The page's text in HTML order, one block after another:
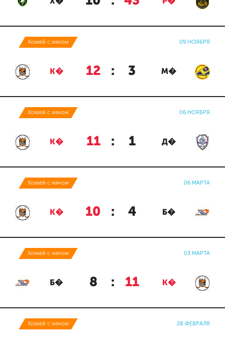
Хоккей с мячом 09 НОЯБРЯ
К� 12 : 3 М�
Хоккей с мячом 06 НОЯБРЯ
К� 11 : 1 Д�
Хоккей с мячом 06 МАРТА
К� 10 : 4 Б�
Хоккей с мячом 03 МАРТА
Б� 8 : 11 К�
Хоккей с мячом 28 ФЕВРАЛЯ